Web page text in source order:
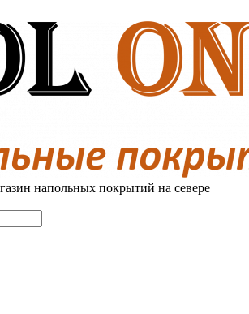
напольных покрытий на севере